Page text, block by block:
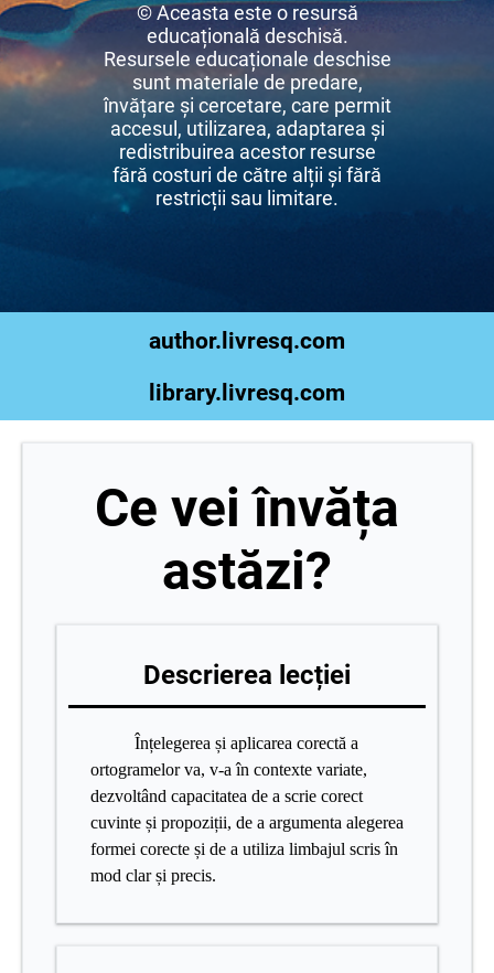
© Aceasta este o resursă
educațională deschisă.
Resursele educaționale deschise
sunt materiale de predare,
învățare și cercetare, care permit
accesul, utilizarea, adaptarea și
redistribuirea acestor resurse
fără costuri de către alții și fără
restricții sau limitare.
author.livresq.com
library.livresq.com
Ce vei învăța
astăzi?
Descrierea lecției
Înțelegerea și aplicarea corectă a
ortogramelor va, v-a în contexte variate,
dezvoltând capacitatea de a scrie corect
cuvinte și propoziții, de a argumenta alegerea
formei corecte și de a utiliza limbajul scris în
mod clar și precis.